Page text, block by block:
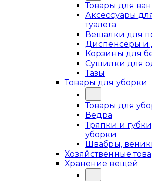
Товары для
Аксессуары
туалета
Вешалки для
Диспенсеры и
Корзины для
Сушилки для
Тазы
Товары для уборки
Товары для
Ведра
Тряпки и
уборки
Швабры,
Хозяйственные
Хранение вещей